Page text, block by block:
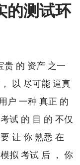
的测试环
的 资产 之一
以 尽可能 逼真
户 一种 真正 的
试 的 目 的 不仅
让 你 熟悉 在
拟 考试 后 ， 你